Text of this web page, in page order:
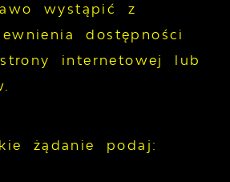
wystąpić z
dostępności
internetowej lub
żądanie podaj: